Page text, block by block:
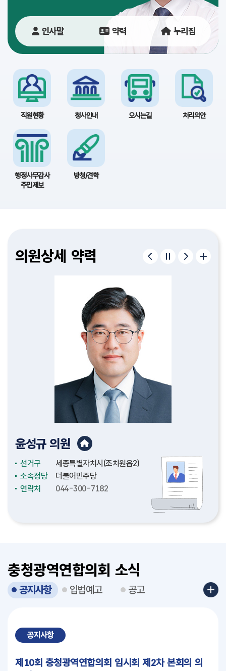
이
용
안
내
인사말 약력 누리집
직원현황 청사안내 오시는길 처리의안
행정사무감사
주민제보
방청/견학
구형서의원
선거구
충청남도(천안시4)
소속정당
더불어민주당
연락처
041-635-5334
김종욱의원
선거구
충청남도(논산시2)
소속정당
더불어민주당
연락처
041-635-5156
이병하의원
선거구
충청남도(천안시2)
소속정당
더불어민주당
연락처
041-635-5226
편삼범의원
선거구
충청남도(보령시2)
소속정당
국민의힘
연락처
041-635-5327
허철의원
선거구
충청북도(청주시3)
소속정당
더불어민주당
연락처
043-220-5076
정재우의원
선거구
충청북도(청주시12)
소속정당
더불어민주당
연락처
043-201-5097
김종필의원
선거구
충청북도(충주시4)
소속정당
국민의힘
연락처
043-220-5133
조중근의원
선거구
충청북도(충주시3)
소속정당
더불어민주당
연락처
043-220-5142
유인호의원
선거구
세종특별자치시(보람동)
소속정당
더불어민주당
연락처
044-300-7010
이순열의원
선거구
세종특별자치시(도담동)
소속정당
더불어민주당
연락처
044-300-7110
윤성규의원
선거구
세종특별자치시(조치원읍2)
소속정당
더불어민주당
연락처
044-300-7182
김명숙의원
선거구
세종특별자치시(비례대표)
소속정당
더불어민주당
연락처
044-300-7174
고제열의원
선거구
대전광역시(중구3)
소속정당
더불어민주당
연락처
042-270-5034
서다운의원
선거구
대전광역시(서구4)
소속정당
더불어민주당
연락처
042-270-5032
김기흥의원
선거구
대전광역시(대덕구1)
소속정당
더불어민주당
연락처
042-270-5044
이한영의원
선거구
대전광역시(서구6)
소속정당
국민의힘
연락처
042-270-5030
충청광역연합의회 소식
공지사항
공지사항
제10회 충청광역연합의회 임시회 제2차 본회의 의
입법예고 공고